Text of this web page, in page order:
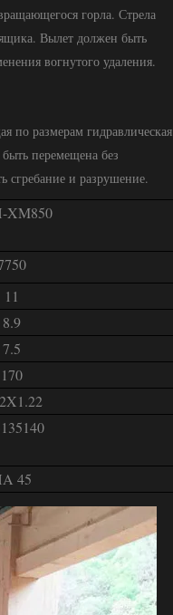
горла. Стрела
Вылет должен быть
вогнутого удаления.
по размерам гидравлическая
перемещена без
сгребание и разрушение.
XM850
11
8.9
7.5
170
45